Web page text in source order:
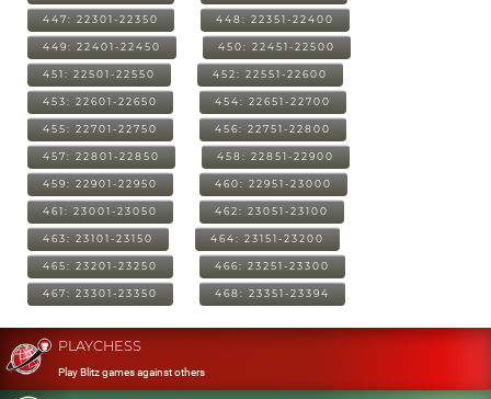
447: 22301-22350 448: 22351-22400
449: 22401-22450 450: 22451-22500
451: 22501-22550 452: 22551-22600
453: 22601-22650 454: 22651-22700
455: 22701-22750 456: 22751-22800
457: 22801-22850 458: 22851-22900
459: 22901-22950 460: 22951-23000
461: 23001-23050 462: 23051-23100
463: 23101-23150 464: 23151-23200
465: 23201-23250 466: 23251-23300
467: 23301-23350 468: 23351-23394
PLAYCHESS
Play Blitz games against others